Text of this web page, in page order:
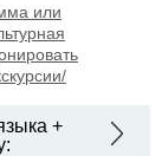
или
+